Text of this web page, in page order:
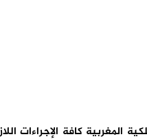
المغربية كافة الإجراءات